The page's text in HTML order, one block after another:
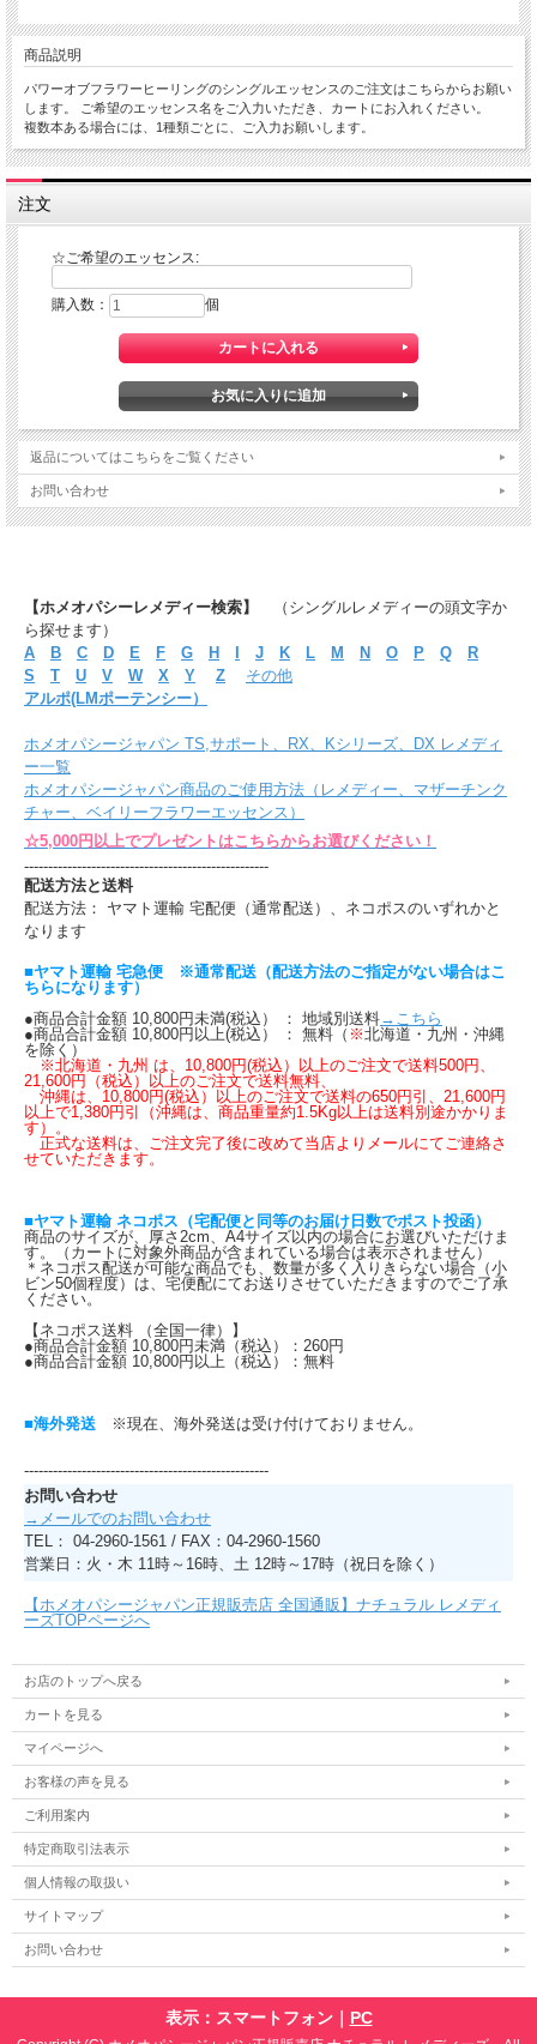
商品説明
パワーオブフラワーヒーリングのシングルエッセンスのご注文はこちらからお願い
します。 ご希望のエッセンス名をご入力いただき、カートにお入れください。
複数本ある場合には、1種類ごとに、ご入力お願いします。
注文
☆ご希望のエッセンス:
購入数： 個
返品についてはこちらをご覧ください
お問い合わせ
【ホメオパシーレメディー検索】
（シングルレメディーの頭文字か
ら探せます）
A
B C D E F G H J K L M N O P Q
R
S
T U V W X Y Z
その他
アルポ(LMポーテンシー）
ホメオパシージャパン TS,サポート、RX、Kシリーズ、DX レメディ
ー一覧
ホメオパシージャパン商品のご使用方法（レメディー、マザーチンク
チャー、ベイリーフラワーエッセンス）
☆5,000円以上でプレゼントはこちらからお選びください！
---------------------------------------------------
配送方法と送料
配送方法： ヤマト運輸 宅配便（通常配送）、ネコポスのいずれかと
なります
■ヤマト運輸 宅急便 ※通常配送（配送方法のご指定がない場合はこ
ちらになります）
●商品合計金額 10,800円未満(税込） ： 地域別送料→こちら
●商品合計金額 10,800円以上(税込） ： 無料（ ※北海道・九州・沖縄
を除く）
※北海道・九州 は、10,800円(税込）以上のご注文で送料500円、
21,600円（税込）以上のご注文で送料無料、
沖縄は、10,800円(税込）以上のご注文で送料の650円引、21,600円
以上で1,380円引（沖縄は、商品重量約1.5Kg以上は送料別途かかりま
す）。
正式な送料は、ご注文完了後に改めて当店よりメールにてご連絡さ
せていただきます。
■ヤマト運輸 ネコポス（宅配便と同等のお届け日数でポスト投函）
商品のサイズが、厚さ2cm、A4サイズ以内の場合にお選びいただけま
す。（カートに対象外商品が含まれている場合は表示されません）
＊ネコポス配送が可能な商品でも、数量が多く入りきらない場合（小
ビン50個程度）は、宅便配にてお送りさせていただきますのでご了承
ください。
【ネコポス送料 （全国一律）】
●商品合計金額 10,800円未満（税込）：260円
●商品合計金額 10,800円以上（税込）：無料
■海外発送 ※現在、海外発送は受け付けておりません。
---------------------------------------------------
お問い合わせ
→メールでのお問い合わせ
TEL： 04-2960-1561 / FAX：04-2960-1560
営業日：火・木 11時～16時、土 12時～17時（祝日を除く）
【ホメオパシージャパン正規販売店 全国通販】ナチュラル レメディ
ーズTOPページへ
お店のトップへ戻る
カートを見る
マイページへ
お客様の声を見る
ご利用案内
特定商取引法表示
個人情報の取扱い
サイトマップ
お問い合わせ
表示：スマートフォン｜ PC